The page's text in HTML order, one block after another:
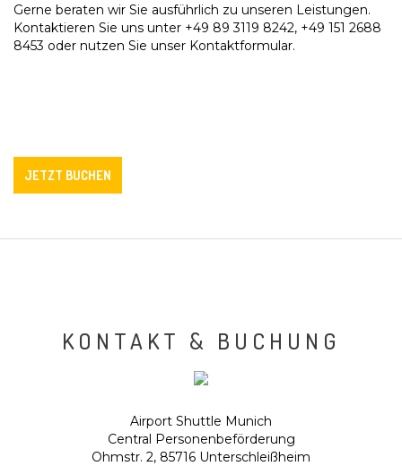
Gerne beraten wir Sie ausführlich zu unseren Leistungen.
Kontaktieren Sie uns unter +49 89 3119 8242, +49 151 2688
8453 oder nutzen Sie unser Kontaktformular.
JETZT BUCHEN
KONTAKT & BUCHUNG
Airport Shuttle Munich
Central Personenbeförderung
Ohmstr. 2, 85716 Unterschleißheim